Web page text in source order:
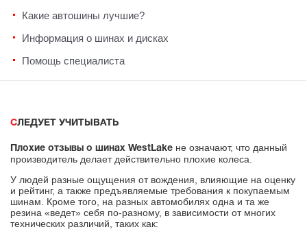
Какие автошины лучшие?
Информация о шинах и дисках
Помощь специалиста
СЛЕДУЕТ УЧИТЫВАТЬ
Плохие отзывы о шинах WestLake не означают, что данный
производитель делает действительно плохие колеса.
У людей разные ощущения от вождения, влияющие на оценку
и рейтинг, а также предъявляемые требования к покупаемым
шинам. Кроме того, на разных автомобилях одна и та же
резина «ведет» себя по-разному, в зависимости от многих
технических различий, таких как: